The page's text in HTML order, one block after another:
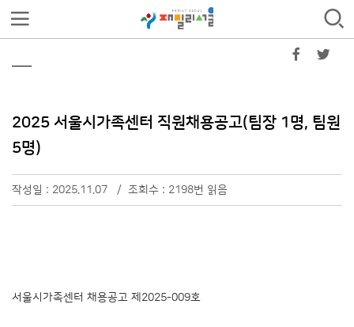
2025 서울시가족센터 직원채용공고(팀장 1명, 팀원
5명)
작성일 : 2025.11.07 / 조회수 : 2198번 읽음
서울시가족센터 채용공고 제2025-009호